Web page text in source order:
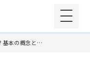
基本の概念と…